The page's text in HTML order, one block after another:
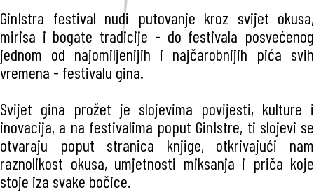
GinIstra festival nudi putovanje kroz svijet okusa,
mirisa i bogate tradicije - do festivala posvećenog
jednom od najomiljenijih i najčarobnijih pića svih
vremena - festivalu gina.
Svijet gina prožet je slojevima povijesti, kulture i
inovacija, a na festivalima poput GinIstre, ti slojevi se
otvaraju poput stranica knjige, otkrivajući nam
raznolikost okusa, umjetnosti miksanja i priča koje
stoje iza svake bočice.